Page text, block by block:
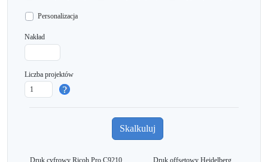
Personalizacja
Nakład
Liczba projektów
Druk cyfrowy Ricoh Pro C9210 Druk offsetowy Heidelberg